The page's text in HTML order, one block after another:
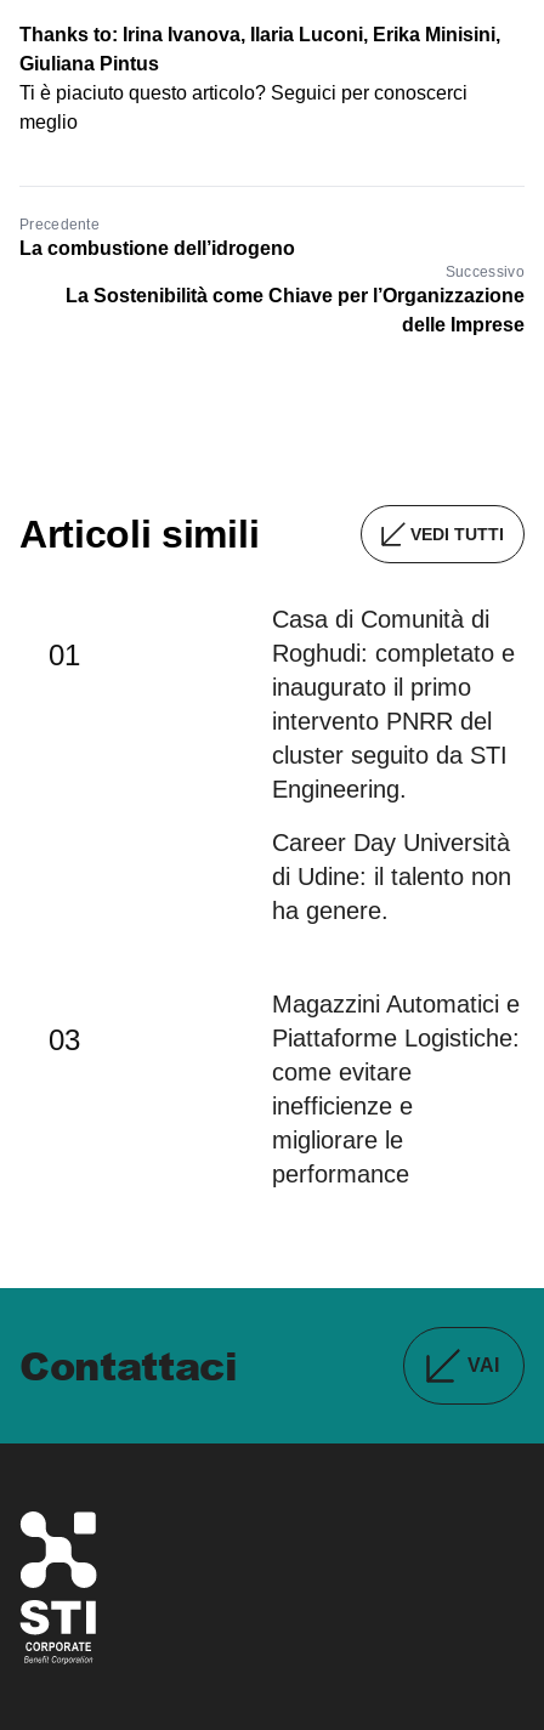
Thanks to: Irina Ivanova, Ilaria Luconi, Erika Minisini,
Giuliana Pintus
Ti è piaciuto questo articolo? Seguici per conoscerci
meglio
Precedente
La combustione dell’idrogeno
Successivo
La Sostenibilità come Chiave per l’Organizzazione
delle Imprese
Articoli simili VEDI TUTTI
01
Casa di Comunità di
Roghudi: completato e
inaugurato il primo
intervento PNRR del
cluster seguito da STI
Engineering.
Career Day Università
di Udine: il talento non
ha genere.
03
Magazzini Automatici e
Piattaforme Logistiche:
come evitare
inefficienze e
migliorare le
performance
Contattaci VAI